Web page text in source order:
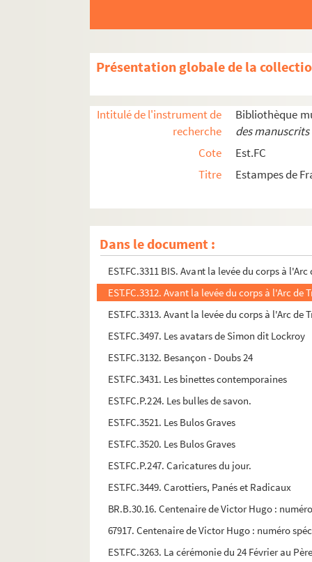
Présentation globale de la
Intitulé de l'instrument de
recherche
Bibliothèque
des
Cote
Est.FC
Titre
Estampes de
Dans le document :
EST.FC.3324. Au Panthéon
EST.FC.M.152. Auguste Vacquerie
EST.FC.3458. Auguste Vacquerie
EST.FC.3459. Auguste Vacquerie
EST.FC.3457. Auguste Vacquerie
EST.FC.3478. Auguste Vacquerie
EST.FC.3487. Auguste Vacquerie
EST.FC.3506. Auguste Vacquerie
EST.FC.3311 BIS. Avant la levée du corps à
EST.FC.3312. Avant la levée du corps à l'Arc de
EST.FC.3313. Avant la levée du corps à l'Arc de
EST.FC.3497. Les avatars de Simon dit Lockroy
EST.FC.3132. Besançon - Doubs 24
EST.FC.3431. Les binettes contemporaines
EST.FC.P.224. Les bulles de savon.
EST.FC.3521. Les Bulos Graves
EST.FC.3520. Les Bulos Graves
EST.FC.P.247. Caricatures du jour.
EST.FC.3449. Carottiers, Panés et Radicaux
BR.B.30.16. Centenaire de Victor Hugo :
67917. Centenaire de Victor Hugo : numéro
EST.FC.3263. La cérémonie du 24 Février au